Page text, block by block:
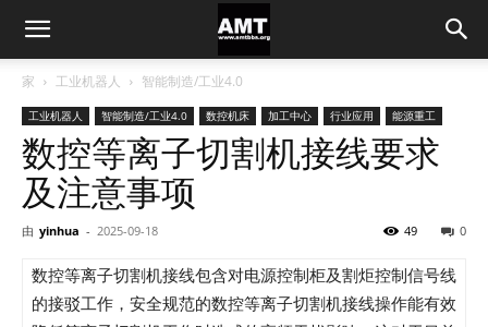
家 工业机器人 智能制造/工业4.0
工业机器人 智能制造/工业4.0 数控机床 加工中心 行业应用 能源重工
数控等离子切割机接线要求
及注意事项
由 yinhua - 2025-09-18 0
49
数控等离子切割机接线包含对电源控制柜及割炬控制信号线
的接驳工作，安全规范的数控等离子切割机接线操作能有效